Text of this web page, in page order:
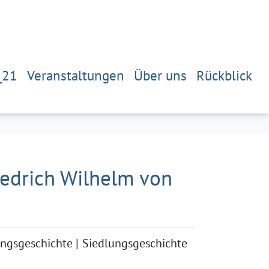
Veranstaltungen Über uns Rückblick
Wilhelm von
Siedlungsgeschichte